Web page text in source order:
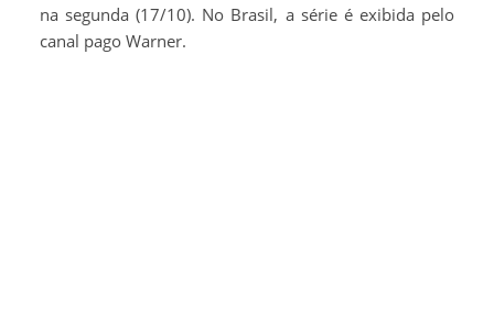
na segunda (17/10). No Brasil, a série é exibida pelo
canal pago Warner.